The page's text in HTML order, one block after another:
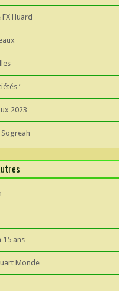
Huard
’
2023
15 ans
Monde